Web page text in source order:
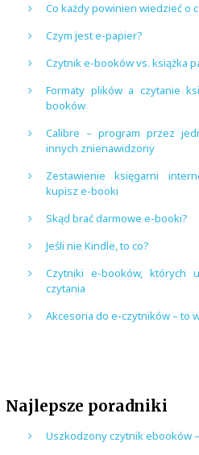
Co każdy powinien wiedzieć o
Czym jest e-papier?
Czytnik e-booków vs. książka
Formaty plików a czytanie
booków
Calibre – program przez
innych znienawidzony
Zestawienie księgarni
kupisz e-booki
Skąd brać darmowe e-booki?
Jeśli nie Kindle, to co?
Czytniki e-booków, których
czytania
Akcesoria do e-czytników – to
Najlepsze poradniki
Uszkodzony czytnik ebooków